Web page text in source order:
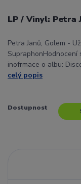
LP / Vinyl: Petra
Petra Janů, Golem -
SupraphonHodnocení
inofrmace o albu:
celý popis
Dostupnost